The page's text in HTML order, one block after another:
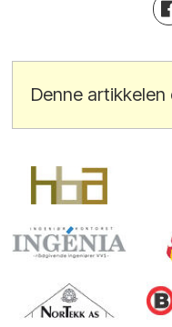
Denne artikkelen